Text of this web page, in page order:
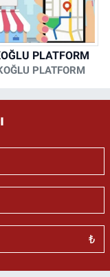
PLATFORM
PLATFORM
₺